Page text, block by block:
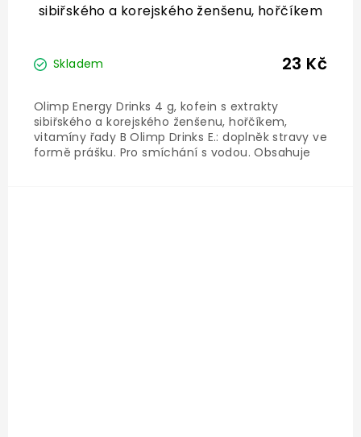
sibiřského a korejského ženšenu, hořčíkem
Skladem 23 Kč
Olimp Energy Drinks 4 g, kofein s extrakty
sibiřského a korejského ženšenu, hořčíkem,
vitamíny řady B Olimp Drinks E.: doplněk stravy ve
formě prášku. Pro smíchání s vodou. Obsahuje